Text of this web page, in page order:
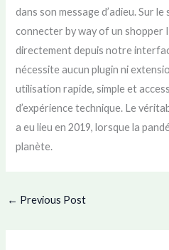
dans son message d’adieu. Sur
connecter by way of un shopper
directement depuis notre
nécessite aucun plugin ni
utilisation rapide, simple et
d’expérience technique. Le
a eu lieu en 2019, lorsque la
planète.
← Previous Post